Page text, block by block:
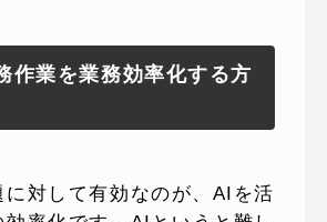
作業を業務効率化する方
に対して有効なのが、AIを活